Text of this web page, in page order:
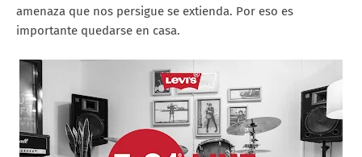
amenaza que nos persigue se extienda. Por eso es
importante quedarse en casa.